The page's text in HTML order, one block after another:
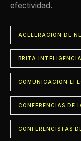
efectividad.
ACELERACIÓN DE
BRITA
COMUNICACIÓN
CONFERENCIAS DE
CONFERENCISTAS